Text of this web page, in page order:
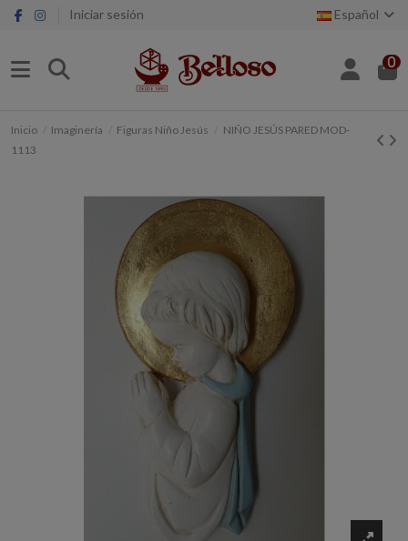
Iniciar sesión Español
0
Inicio Imaginería Figuras Niño Jesús
NIÑO JESÚS PARED MOD-
1113